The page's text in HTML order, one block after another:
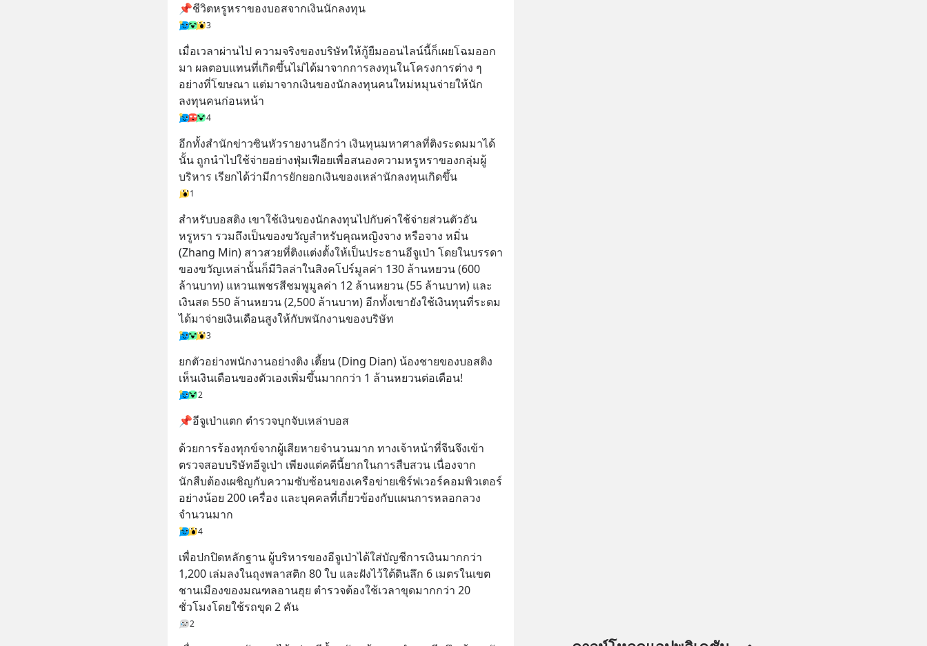
📌ชีวิตหรูหราของบอสจากเงินนักลงทุน
3
เมื่อเวลาผ่านไป ความจริงของบริษัทให้กู้ยืมออนไลน์นี้ก็เผยโฉมออก
มา ผลตอบแทนที่เกิดขึ้นไม่ได้มาจากการลงทุนในโครงการต่าง ๆ
อย่างที่โฆษณา แต่มาจากเงินของนักลงทุนคนใหม่หมุนจ่ายให้นัก
ลงทุนคนก่อนหน้า
4
อีกทั้งสำนักข่าวซินหัวรายงานอีกว่า เงินทุนมหาศาลที่ติงระดมมาได้
นั้น ถูกนำไปใช้จ่ายอย่างฟุ่มเฟือยเพื่อสนองความหรูหราของกลุ่มผู้
บริหาร เรียกได้ว่ามีการยักยอกเงินของเหล่านักลงทุนเกิดขึ้น
1
สำหรับบอสติง เขาใช้เงินของนักลงทุนไปกับค่าใช้จ่ายส่วนตัวอัน
หรูหรา รวมถึงเป็นของขวัญสำหรับคุณหญิงจาง หรือจาง หมิ่น
(Zhang Min) สาวสวยที่ติงแต่งตั้งให้เป็นประธานอีจูเป่า โดยในบรรดา
ของขวัญเหล่านั้นก็มีวิลล่าในสิงคโปร์มูลค่า 130 ล้านหยวน (600
ล้านบาท) แหวนเพชรสีชมพูมูลค่า 12 ล้านหยวน (55 ล้านบาท) และ
เงินสด 550 ล้านหยวน (2,500 ล้านบาท) อีกทั้งเขายังใช้เงินทุนที่ระดม
ได้มาจ่ายเงินเดือนสูงให้กับพนักงานของบริษัท
3
ยกตัวอย่างพนักงานอย่างติง เตี้ยน (Ding Dian) น้องชายของบอสติง
เห็นเงินเดือนของตัวเองเพิ่มขึ้นมากกว่า 1 ล้านหยวนต่อเดือน!
2
📌อีจูเป่าแตก ตำรวจบุกจับเหล่าบอส
ด้วยการร้องทุกข์จากผู้เสียหายจำนวนมาก ทางเจ้าหน้าที่จีนจึงเข้า
ตรวจสอบบริษัทอีจูเป่า เพียงแต่คดีนี้ยากในการสืบสวน เนื่องจาก
นักสืบต้องเผชิญกับความซับซ้อนของเครือข่ายเซิร์ฟเวอร์คอมพิวเตอร์
อย่างน้อย 200 เครื่อง และบุคคลที่เกี่ยวข้องกับแผนการหลอกลวง
จำนวนมาก
4
เพื่อปกปิดหลักฐาน ผู้บริหารของอีจูเป่าได้ใส่บัญชีการเงินมากกว่า
1,200 เล่มลงในถุงพลาสติก 80 ใบ และฝังไว้ใต้ดินลึก 6 เมตรในเขต
ชานเมืองของมณฑลอานฮุย ตำรวจต้องใช้เวลาขุดมากกว่า 20
ชั่วโมงโดยใช้รถขุด 2 คัน
2